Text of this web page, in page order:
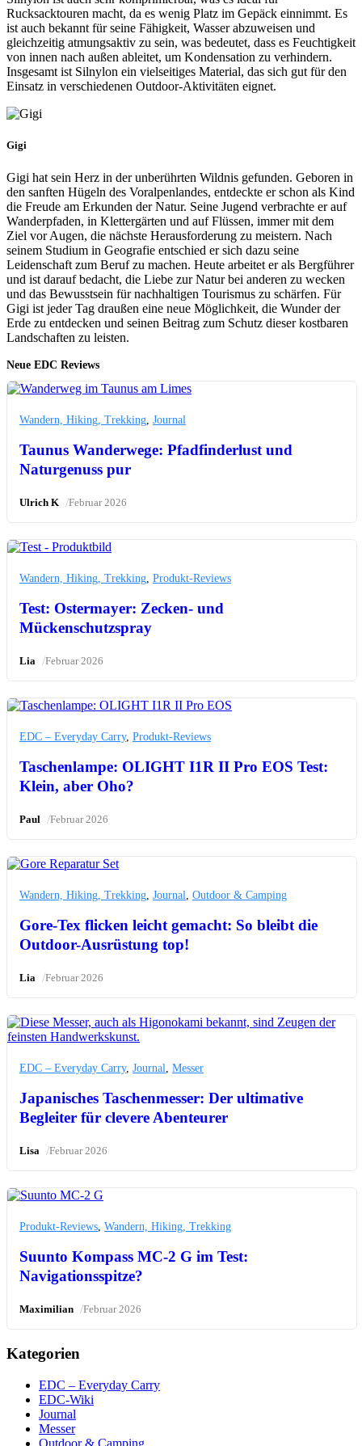
Rucksacktouren macht, da es wenig Platz im Gepäck einnimmt. Es
ist auch bekannt für seine Fähigkeit, Wasser abzuweisen und
gleichzeitig atmungsaktiv zu sein, was bedeutet, dass es Feuchtigkeit
von innen nach außen ableitet, um Kondensation zu verhindern.
Insgesamt ist Silnylon ein vielseitiges Material, das sich gut für den
Einsatz in verschiedenen Outdoor-Aktivitäten eignet.
Gigi
Gigi hat sein Herz in der unberührten Wildnis gefunden. Geboren in
den sanften Hügeln des Voralpenlandes, entdeckte er schon als Kind
die Freude am Erkunden der Natur. Seine Jugend verbrachte er auf
Wanderpfaden, in Klettergärten und auf Flüssen, immer mit dem
Ziel vor Augen, die nächste Herausforderung zu meistern. Nach
seinem Studium in Geografie entschied er sich dazu seine
Leidenschaft zum Beruf zu machen. Heute arbeitet er als Bergführer
und ist darauf bedacht, die Liebe zur Natur bei anderen zu wecken
und das Bewusstsein für nachhaltigen Tourismus zu schärfen. Für
Gigi ist jeder Tag draußen eine neue Möglichkeit, die Wunder der
Erde zu entdecken und seinen Beitrag zum Schutz dieser kostbaren
Landschaften zu leisten.
Neue EDC Reviews
Wandern, Hiking, Trekking, Journal
Taunus Wanderwege: Pfadfinderlust und
Naturgenuss pur
Ulrich K /Februar 2026
Wandern, Hiking, Trekking, Produkt-Reviews
Test: Ostermayer: Zecken- und
Mückenschutzspray
Lia /Februar 2026
EDC – Everyday Carry, Produkt-Reviews
Taschenlampe: OLIGHT I1R II Pro EOS Test:
Klein, aber Oho?
Paul /Februar 2026
Wandern, Hiking, Trekking, Journal, Outdoor & Camping
Gore-Tex flicken leicht gemacht: So bleibt die
Outdoor-Ausrüstung top!
Lia /Februar 2026
EDC – Everyday Carry, Journal, Messer
Japanisches Taschenmesser: Der ultimative
Begleiter für clevere Abenteurer
Lisa /Februar 2026
Produkt-Reviews, Wandern, Hiking, Trekking
Suunto Kompass MC-2 G im Test:
Navigationsspitze?
Maximilian /Februar 2026
Kategorien
EDC – Everyday Carry
EDC-Wiki
Journal
Messer
Outdoor & Camping